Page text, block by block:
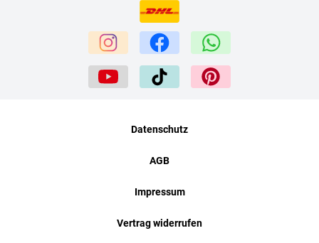
Datenschutz
AGB
Impressum
Vertrag widerrufen